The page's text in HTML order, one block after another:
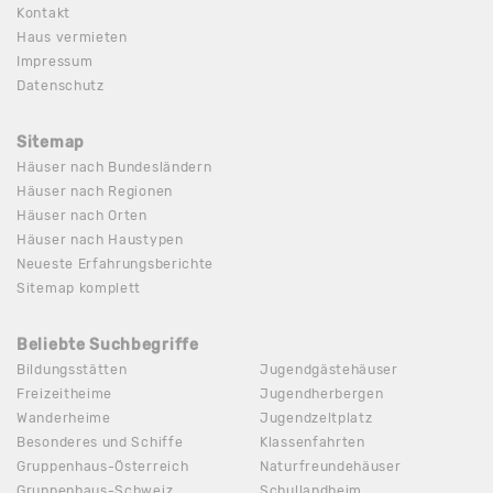
Kontakt
Haus vermieten
Impressum
Datenschutz
Sitemap
Häuser nach Bundesländern
Häuser nach Regionen
Häuser nach Orten
Häuser nach Haustypen
Neueste Erfahrungsberichte
Sitemap komplett
Beliebte Suchbegriffe
Bildungsstätten
Freizeitheime
Wanderheime
Besonderes und Schiffe
Gruppenhaus-Österreich
Jugendgästehäuser
Jugendherbergen
Jugendzeltplatz
Klassenfahrten
Naturfreundehäuser